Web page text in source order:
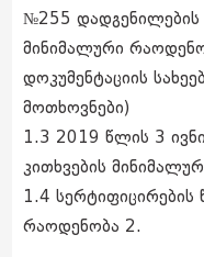
№255 დადგენილების
მინიმალური
დოკუმენტაციის
მოთხოვნები)
1.3 2019 წლის 3
კითხვების
1.4 სერტიფიცირების
რაოდენობა 2.